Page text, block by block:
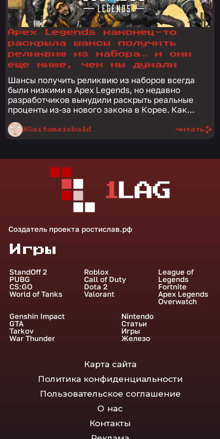
Apex Legends наконец-то
раскрыла шансы получить
реликвию из набора… и они
еще ниже, чем мы думали
Шансы получить реликвию из наборов всегда
были низкими в Apex Legends, но недавно
разработчиков вынудили раскрыть реальные
проценты из-за нового закона в Корее. Как...
@Saitamaisbald читать
Создатель проекта ростислав.рф
Игры
StandOff 2
PUBG
CS:GO
World of Tanks
Roblox
Call of Duty
Dota 2
Valorant
League of
Legends
Fortnite
Apex Legends
Overwatch
Genshin Impact
GTA
Tarkov
War Thunder
Nintendo
Статьи
Игры
Железо
Карта сайта
Политика конфиденциальности
Пользовательское соглашение
О нас
Контакты